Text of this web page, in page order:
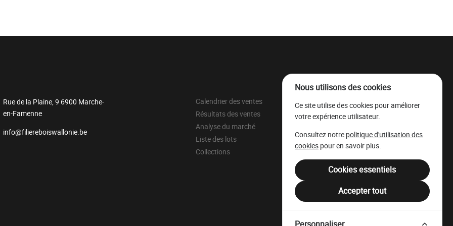
Rue de la Plaine, 9 6900 Marche-
en-Famenne
info@filiereboiswallonie.be
Calendrier des ventes
Résultats des ventes
Analyse du marché
Liste des lots
Collections
À propos
Parc à grumes
Mentions légales
Filière Bois Wallonie
Nous utilisons des cookies
Ce site utilise des cookies pour améliorer
votre expérience utilisateur.
Consultez notre politique d'utilisation des
cookies pour en savoir plus.
Cookies essentiels
Accepter tout